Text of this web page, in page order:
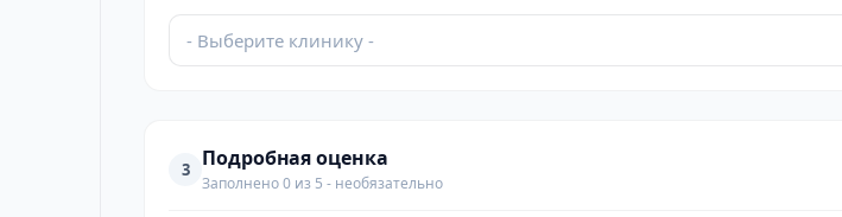
- Выберите клинику -
3 Подробная оценка
Заполнено 0 из 5 - необязательно